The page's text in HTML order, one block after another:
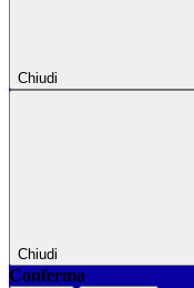
Chiudi
Chiudi
Conferma